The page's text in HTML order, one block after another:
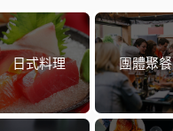
日式料理 團體聚餐